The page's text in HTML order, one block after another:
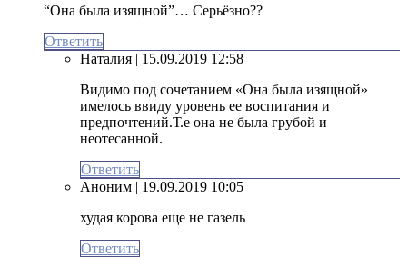
“Она была изящной”… Серьёзно??
Ответить
Наталия | 15.09.2019 12:58
Видимо под сочетанием «Она была изящной»
имелось ввиду уровень ее воспитания и
предпочтений.Т.е она не была грубой и
неотесанной.
Ответить
Аноним | 19.09.2019 10:05
худая корова еще не газель
Ответить